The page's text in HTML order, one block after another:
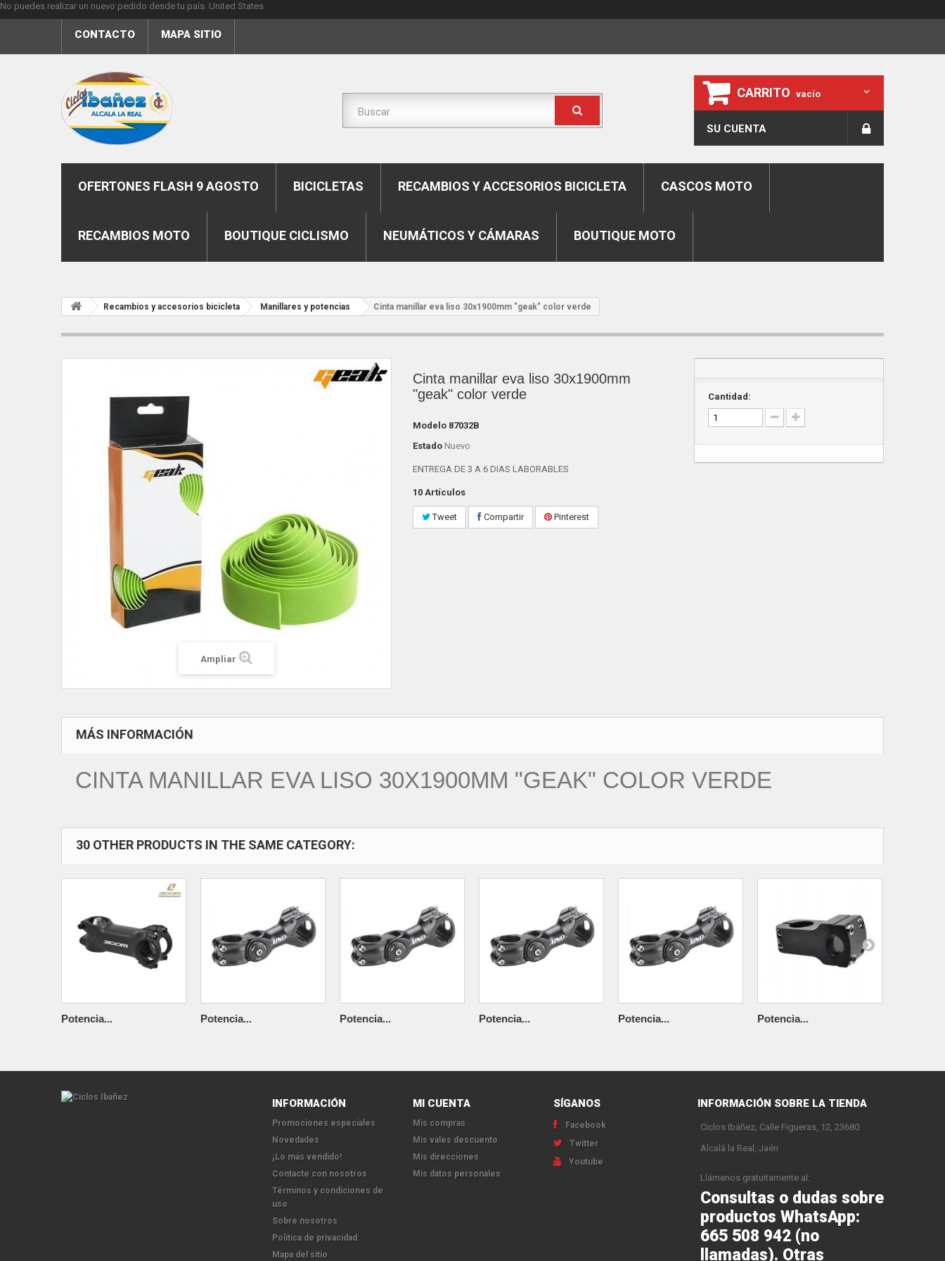
No puedes realizar un nuevo pedido desde tu país. United States
CONTACTO MAPA SITIO
CARRITO vacío
SU CUENTA
OFERTONES FLASH 9 AGOSTO BICICLETAS RECAMBIOS Y ACCESORIOS BICICLETA CASCOS MOTO
RECAMBIOS MOTO BOUTIQUE CICLISMO NEUMÁTICOS Y CÁMARAS BOUTIQUE MOTO
Recambios y accesorios bicicleta Manillares y potencias Cinta manillar eva liso 30x1900mm "geak" color verde
Ampliar
Cinta manillar eva liso 30x1900mm
"geak" color verde
Modelo 87032B
Estado Nuevo
ENTREGA DE 3 A 6 DIAS LABORABLES
10 Artículos
Tweet Compartir Pinterest
Cantidad:
MÁS INFORMACIÓN
CINTA MANILLAR EVA LISO 30X1900MM "GEAK" COLOR VERDE
30 OTHER PRODUCTS IN THE SAME CATEGORY:
Potencia... Potencia... Potencia... Potencia... Potencia... Potencia...
INFORMACIÓN
Promociones especiales
Novedades
¡Lo más vendido!
Contacte con nosotros
Términos y condiciones de
uso
Sobre nosotros
Política de privacidad
Mapa del sitio
MI CUENTA
Mis compras
Mis vales descuento
Mis direcciones
Mis datos personales
SÍGANOS
Facebook
Twitter
Youtube
INFORMACIÓN SOBRE LA TIENDA
Ciclos Ibáñez, Calle Figueras, 12, 23680
Alcalá la Real, Jaén
Llámenos gratuitamente al:
Consultas o dudas sobre
productos WhatsApp:
665 508 942 (no
llamadas). Otras